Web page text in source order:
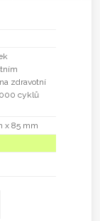
zdravotní
cyklů
x 85 mm